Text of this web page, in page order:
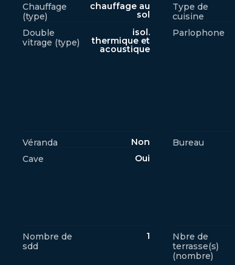
Chauffage
(type)
chauffage au
sol
Type de
cuisine
Double
vitrage (type)
isol.
thermique et
acoustique
Parlophone
Véranda Non Bureau
Cave Oui
Nombre de
sdd
1
Nbre de
terrasse(s)
(nombre)